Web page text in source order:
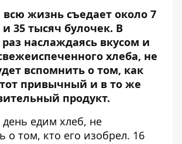
всю жизнь съедает около 7
35 тысяч булочек. В
наслаждаясь вкусом и
хлеба, не
вспомнить о том, как
привычный и в то же
продукт.
едим хлеб, не
о том, кто его изобрел. 16